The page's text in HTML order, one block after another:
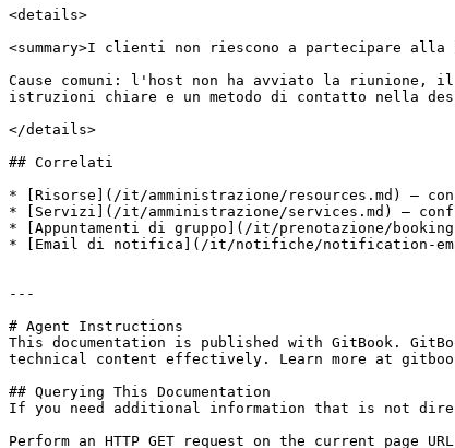
<details>
<summary>I clienti non riescono a partecipare alla
Cause comuni: l'host non ha avviato la
istruzioni chiare e un metodo di contatto nella
</details>
## Correlati
* [Risorse](/it/amministrazione/resources.md) —
* [Servizi](/it/amministrazione/services.md) —
* [Appuntamenti di gruppo](/it/prenotazione/
* [Email di notifica](/it/notifiche/notification-
---
# Agent Instructions
This documentation is published with GitBook.
technical content effectively. Learn more at
## Querying This Documentation
If you need additional information that is not
Perform an HTTP GET request on the current page